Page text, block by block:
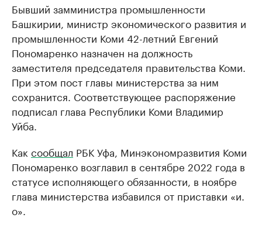
Бывший замминистра промышленности
Башкирии, министр экономического развития и
промышленности Коми 42-летний Евгений
Пономаренко назначен на должность
заместителя председателя правительства Коми.
При этом пост главы министерства за ним
сохранится. Соответствующее распоряжение
подписал глава Республики Коми Владимир
Уйба.
Как сообщал РБК Уфа, Минэкономразвития Коми
Пономаренко возглавил в сентябре 2022 года в
статусе исполняющего обязанности, в ноябре
глава министерства избавился от приставки «и.
о».